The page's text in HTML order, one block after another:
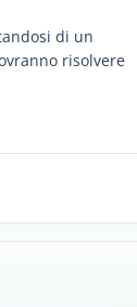
di un
risolvere